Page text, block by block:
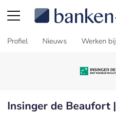
Profiel Nieuws Werken bij
Insinger de Beaufort |